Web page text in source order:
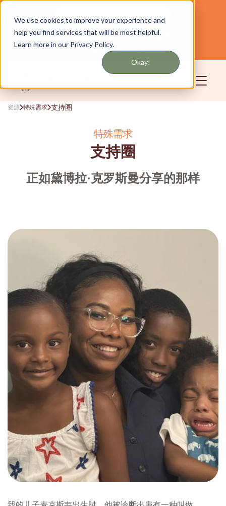
We use cookies to improve your experience and
help you find services that will be most helpful.
Learn more in our Privacy Policy.
Okay!
中文 为纽约和长岛提供服务
社区 登录
资源 特殊需求 支持圈
特殊需求
支持圈
正如黛博拉·克罗斯曼分享的那样